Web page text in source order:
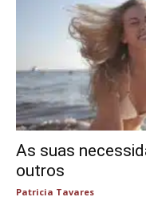
As suas
outros
Patricia Tavares